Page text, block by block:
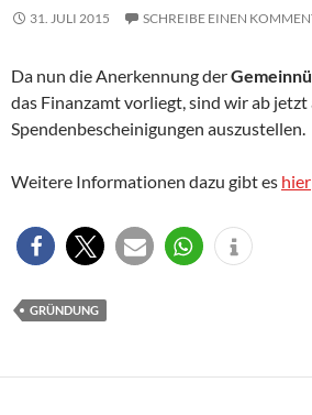
31. JULI 2015 SCHREIBE EINEN
Da nun die Anerkennung der
das Finanzamt vorliegt, sind wir ab
Spendenbescheinigungen auszustellen.
Weitere Informationen dazu gibt es hier
GRÜNDUNG